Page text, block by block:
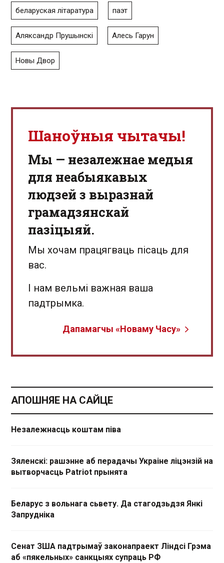
беларуская літаратура паэт
Аляксандр Прушынскі Алесь Гарун
Новы Двор
Шаноўныя чытачы!
Мы — незалежнае медыя
для неабыякавых
людзей з выразнай
грамадзянскай
пазіцыяй.
Мы хочам працягваць пісаць для
вас.
І нам вельмі важная ваша
падтрымка.
Дапамагчы «Новаму Часу»
АПОШНЯЕ НА САЙЦЕ
Незалежнасць коштам піва
Зяленскі: рашэнне аб перадачы Украіне ліцэнзій на
вытворчасць Patriot прынята
Беларус з вольнага сьвету. Да стагодзьдзя Янкі
Запрудніка
Сенат ЗША падтрымаў законапраект Ліндсі Грэма
аб «пякельных» санкцыях супраць РФ